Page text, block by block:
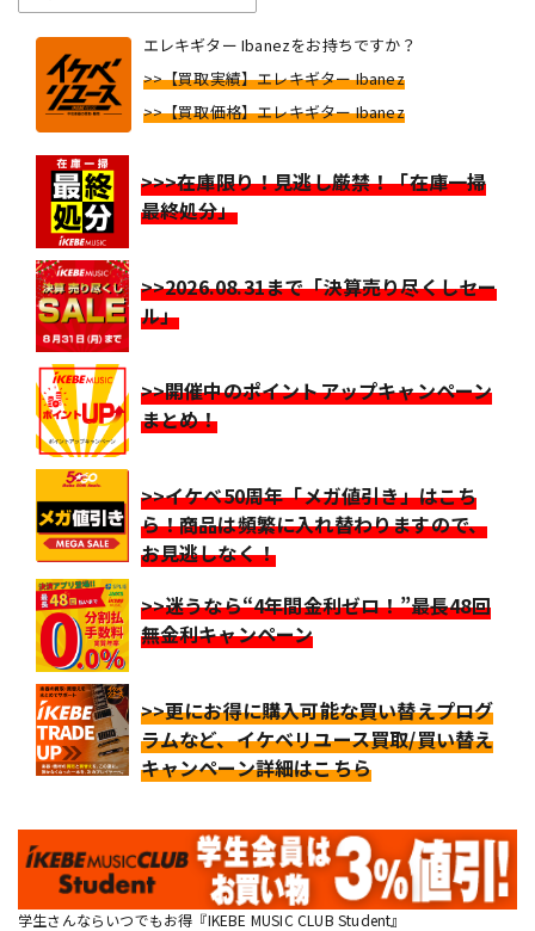
エレキギター Ibanezをお持ちですか？
>>【買取実績】エレキギター Ibanez
>>【買取価格】エレキギター Ibanez
>>>在庫限り！見逃し厳禁！「在庫一掃
最終処分」
>>2026.08.31まで「決算売り尽くしセー
ル」
>>開催中のポイントアップキャンペーン
まとめ！
>>イケベ50周年「メガ値引き」はこち
ら！商品は頻繁に入れ替わりますので、
お見逃しなく！
>>迷うなら“4年間金利ゼロ！”最長48回
無金利キャンペーン
>>更にお得に購入可能な買い替えプログ
ラムなど、イケベリユース買取/買い替え
キャンペーン詳細はこちら
学生さんならいつでもお得『IKEBE MUSIC CLUB Student』